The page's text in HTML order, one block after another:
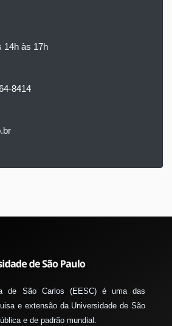
14h às 17h
8414
de São Carlos (EESC) é uma das
e extensão da Universidade de São
e de padrão mundial.